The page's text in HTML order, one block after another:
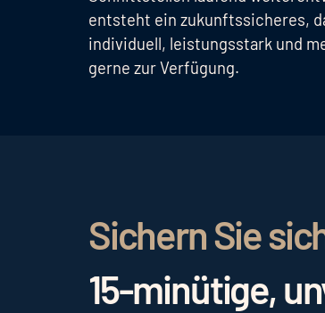
entsteht ein zukunftssicheres,
individuell, leistungsstark und
gerne zur Verfügung.
Sichern Sie
15-minütige,